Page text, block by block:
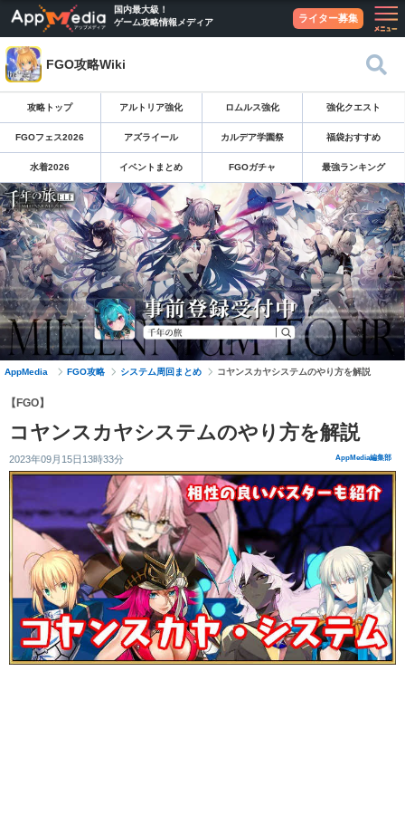
国内最大級！
ゲーム攻略情報メディア
ライター募集
FGO攻略Wiki
攻略トップ アルトリア強化 ロムルス強化 強化クエスト
FGOフェス2026 アズライール カルデア学園祭 福袋おすすめ
水着2026 イベントまとめ FGOガチャ 最強ランキング
AppMedia FGO攻略 システム周回まとめ コヤンスカヤシステムのやり方を解説
【FGO】
コヤンスカヤシステムのやり方を解説
2023年09月15日13時33分 AppMedia編集部